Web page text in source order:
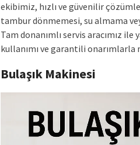
ekibimiz, hızlı ve güvenilir
tambur dönmemesi, su almama
Tam donanımlı servis aracımız
kullanımı ve garantili
Bulaşık Makinesi